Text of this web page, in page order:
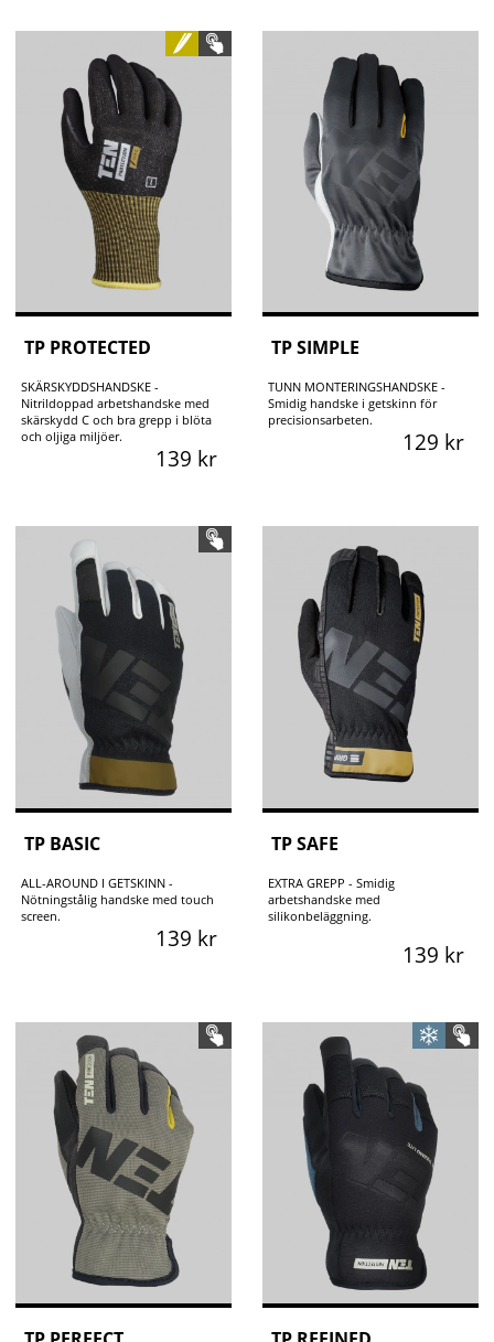
TP PROTECTED
SKÄRSKYDDSHANDSKE -
Nitrildoppad arbetshandske med
skärskydd C och bra grepp i blöta
och oljiga miljöer.
139 kr
TP SIMPLE
TUNN MONTERINGSHANDSKE -
Smidig handske i getskinn för
precisionsarbeten.
129 kr
TP BASIC
ALL-AROUND I GETSKINN -
Nötningstålig handske med touch
screen.
139 kr
TP SAFE
EXTRA GREPP - Smidig
arbetshandske med
silikonbeläggning.
139 kr